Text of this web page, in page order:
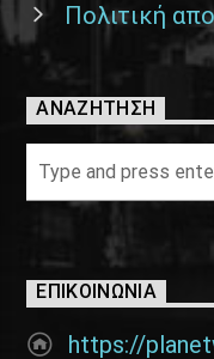
Πολιτική
ΑΝΑΖΉΤΗΣΗ
ΕΠΙΚΟΙΝΩΝΊΑ
https://